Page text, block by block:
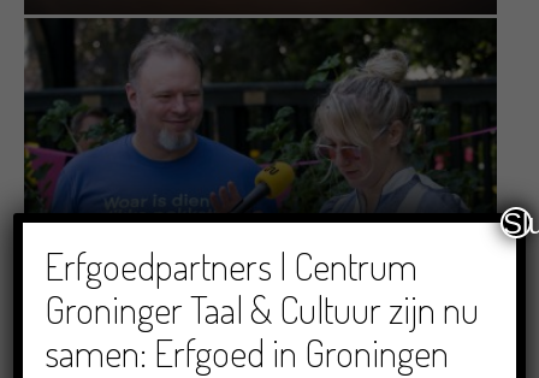
Dichters in de Prinsentuin: Verslag Zomor Wat
Ommaans
29/06/2026
Erfgoedpartners | Centrum
Groninger Taal & Cultuur zijn nu
samen: Erfgoed in Groningen